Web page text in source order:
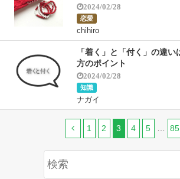
2024/02/28
恋愛
chihiro
「着く」と「付く」の違
方のポイント
2024/02/28
知識
ナガイ
1 2 3 4 5 85